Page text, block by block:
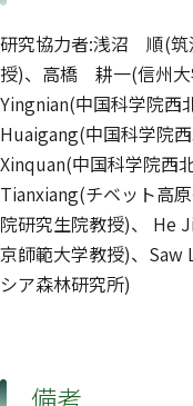
研究協力者:浅沼 順(
授)、高橋 耕一(信州大
Yingnian(中国科学院西
Huaigang(中国科学院
Xinquan(中国科学院西
Tianxiang(チベット高
院研究生院教授)、 He
京師範大学教授)、
シア森林研究所)
備考